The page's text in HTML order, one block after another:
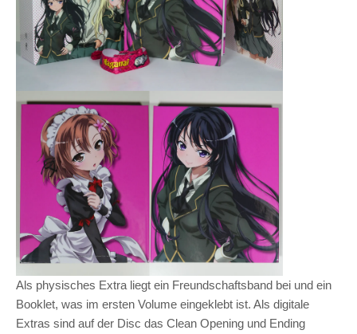
Als physisches Extra liegt ein Freundschaftsband bei und ein
Booklet, was im ersten Volume eingeklebt ist. Als digitale
Extras sind auf der Disc das Clean Opening und Ending